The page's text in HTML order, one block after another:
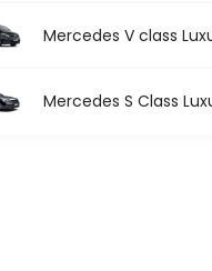
Mercedes V class
Mercedes S Class